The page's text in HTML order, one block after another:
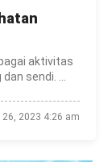
aktivitas
sendi. ...
26, 2023 4:26 am